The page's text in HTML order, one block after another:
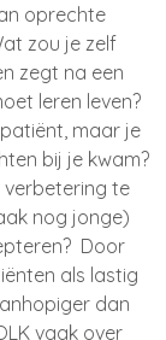
oprechte
zou je zelf
zegt na een
leren leven?
maar je
bij je kwam?
verbetering te
nog jonge)
Door
als lastig
dan
vaak over